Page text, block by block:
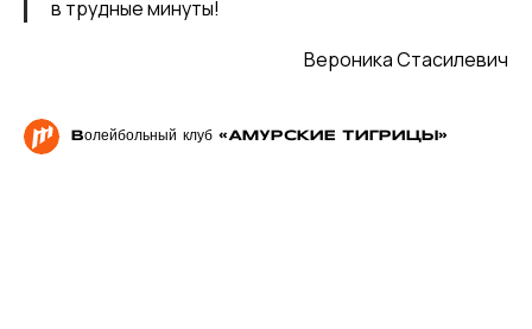
в трудные минуты!
Вероника Стасилевич
Волейбольный клуб «АМУРСКИЕ ТИГРИЦЫ»